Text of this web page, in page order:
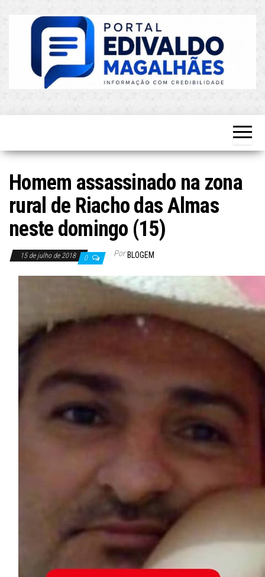
Atualizado!
Homem assassinado na zona
rural de Riacho das Almas
neste domingo (15)
15 de julho de 2018 0 Por BLOGEM